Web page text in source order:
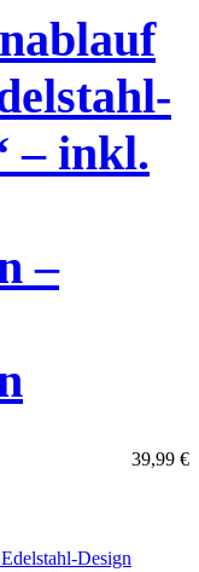
– inkl.
–
39,99 €